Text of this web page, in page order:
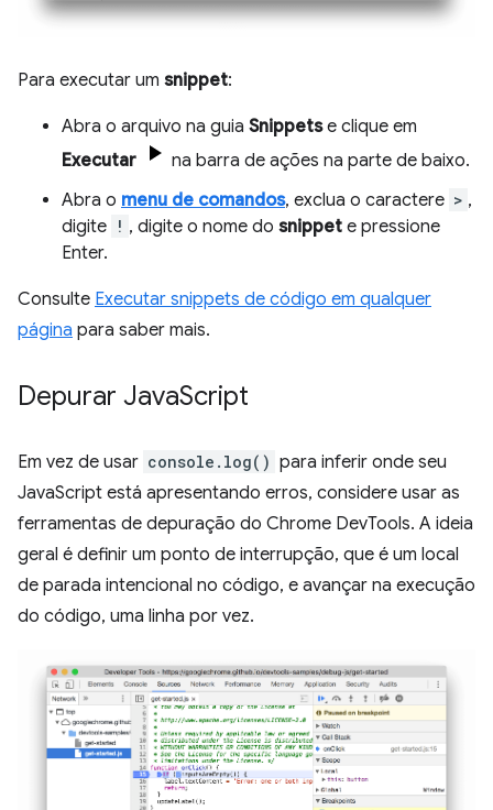
Para executar um snippet:
Abra o arquivo na guia Snippetse clique em
Executar
na barra de ações na parte de baixo.
Abra o menu de comandos, exclua o caractere > ,
digite ! , digite o nome do snippet e pressione
Enter.
Consulte Executar snippets de código em qualquer
página para saber mais.
Depurar JavaScript
Em vez de usar console.log() para inferir onde seu
JavaScript está apresentando erros, considere usar as
ferramentas de depuração do Chrome DevTools. A ideia
geral é definir um ponto de interrupção, que é um local
de parada intencional no código, e avançar na execução
do código, uma linha por vez.